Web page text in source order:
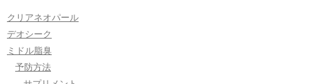
クリアネオパール
デオシーク
ミドル脂臭
予防方法